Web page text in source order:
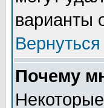
варианты
Почему